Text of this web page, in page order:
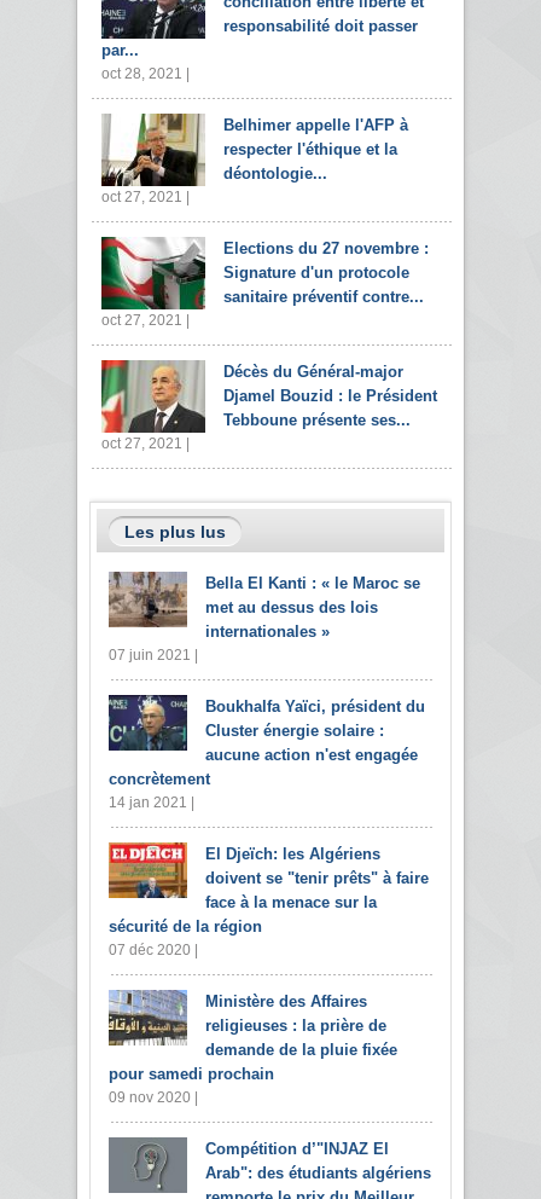
responsabilité doit passer
par...
oct 28, 2021 |
Belhimer appelle l'AFP à
respecter l'éthique et la
déontologie...
oct 27, 2021 |
Elections du 27 novembre :
Signature d'un protocole
sanitaire préventif contre...
oct 27, 2021 |
Décès du Général-major
Djamel Bouzid : le Président
Tebboune présente ses...
oct 27, 2021 |
Les plus lus
Bella El Kanti : « le Maroc se
met au dessus des lois
internationales »
07 juin 2021 |
Boukhalfa Yaïci, président du
Cluster énergie solaire :
aucune action n'est engagée
concrètement
14 jan 2021 |
El Djeïch: les Algériens
doivent se "tenir prêts" à faire
face à la menace sur la
sécurité de la région
07 déc 2020 |
Ministère des Affaires
religieuses : la prière de
demande de la pluie fixée
pour samedi prochain
09 nov 2020 |
Compétition d’"INJAZ El
Arab": des étudiants algériens